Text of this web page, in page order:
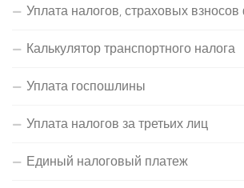
Уплата налогов, страховых
Калькулятор транспортного налога
Уплата госпошлины
Уплата налогов за третьих лиц
Единый налоговый платеж